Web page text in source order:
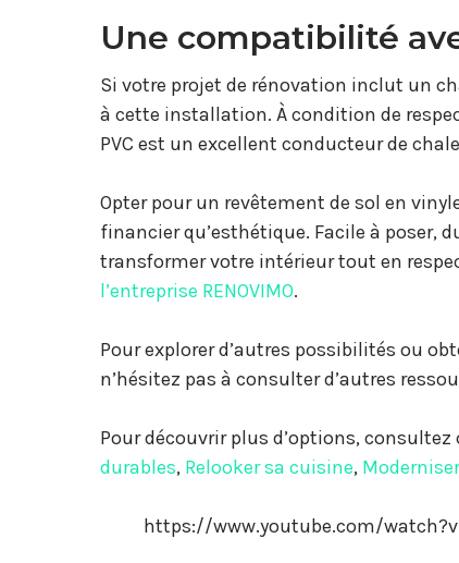
Une compatibilité
Si votre projet de rénovation inclut un
à cette installation. À condition de
PVC est un excellent conducteur de
Opter pour un revêtement de sol en
financier qu’esthétique. Facile à poser,
transformer votre intérieur tout en
l’entreprise RENOVIMO.
Pour explorer d’autres possibilités ou
n’hésitez pas à consulter d’autres
Pour découvrir plus d’options, consultez
durables, Relooker sa cuisine,
https://www.youtube.com/